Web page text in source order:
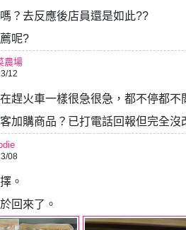
？去反應後店員還是如此??
呢?
農場
12
趕火車一樣很急很急，都不停都不
加購商品？已打電話回報但完全沒
08
。
回來了。